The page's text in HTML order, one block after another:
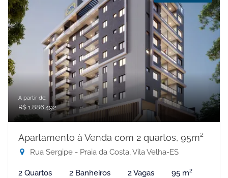
A partir de:
R$ 1.886.492
Apartamento à Venda com 2 quartos, 95m²
Rua Sergipe - Praia da Costa, Vila Velha-ES
2 Quartos 2 Banheiros 2 Vagas 95 m²